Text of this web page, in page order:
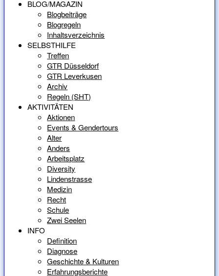
BLOG/MAGAZIN
Blogbeiträge
Blogregeln
Inhaltsverzeichnis
SELBSTHILFE
Treffen
GTR Düsseldorf
GTR Leverkusen
Archiv
Regeln (SHT)
AKTIVITÄTEN
Aktionen
Events & Gendertours
Alter
Anders
Arbeitsplatz
Diversity
Lindenstrasse
Medizin
Recht
Schule
Zwei Seelen
INFO
Definition
Diagnose
Geschichte & Kulturen
Erfahrungsberichte